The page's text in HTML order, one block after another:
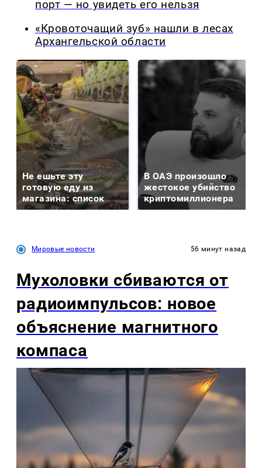
порт — но увидеть его нельзя
«Кровоточащий зуб» нашли в лесах
Архангельской области
Не ешьте эту
готовую еду из
магазина: список
В ОАЭ произошло
жестокое убийство
криптомиллионера
Мировые новости 56 минут назад
Мухоловки сбиваются от
радиоимпульсов: новое
объяснение магнитного
компаса